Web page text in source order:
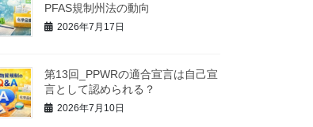
PFAS規制州法の動向
2026年7月17日
第13回_PPWRの適合宣言は自己宣
言として認められる？
2026年7月10日